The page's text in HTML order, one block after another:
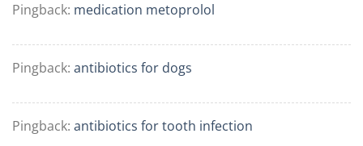
Pingback: medication metoprolol
Pingback: antibiotics for dogs
Pingback: antibiotics for tooth infection